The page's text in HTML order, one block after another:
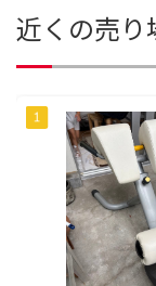
近くの売り